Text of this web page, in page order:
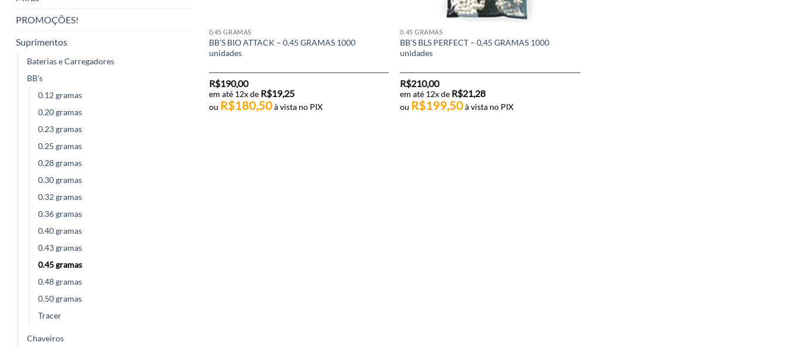
PROMOÇÕES!
Suprimentos
Baterias e Carregadores
BB's
0.12 gramas
0.20 gramas
0.23 gramas
0.25 gramas
0.28 gramas
0.30 gramas
0.32 gramas
0.36 gramas
0.40 gramas
0.43 gramas
0.45 gramas
0.48 gramas
0.50 gramas
Tracer
Chaveiros
0.45 GRAMAS
BB’S BIO ATTACK – 0,45 GRAMAS 1000
unidades
R$190,00
em até 12x de R$19,25
ou R$180,50à vista no PIX
0.45 GRAMAS
BB’S BLS PERFECT – 0,45 GRAMAS 1000
unidades
R$210,00
em até 12x de R$21,28
ou R$199,50 à vista no PIX